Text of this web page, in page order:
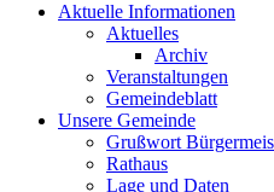
Aktuelle Informationen
Aktuelles
Archiv
Veranstaltungen
Gemeindeblatt
Unsere Gemeinde
Grußwort
Rathaus
Lage und Daten